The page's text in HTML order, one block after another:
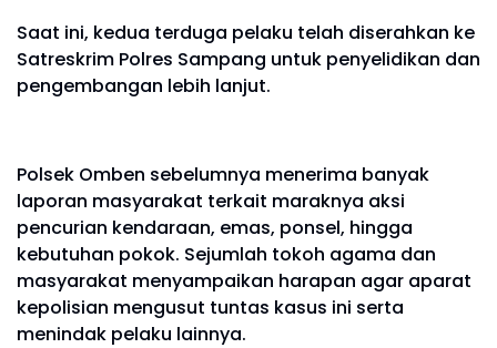
Saat ini, kedua terduga pelaku telah diserahkan ke
Satreskrim Polres Sampang untuk penyelidikan dan
pengembangan lebih lanjut.
Polsek Omben sebelumnya menerima banyak
laporan masyarakat terkait maraknya aksi
pencurian kendaraan, emas, ponsel, hingga
kebutuhan pokok. Sejumlah tokoh agama dan
masyarakat menyampaikan harapan agar aparat
kepolisian mengusut tuntas kasus ini serta
menindak pelaku lainnya.